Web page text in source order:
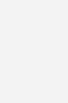
der
folgt auf